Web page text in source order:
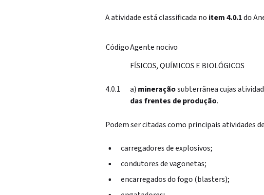
A atividade está classificada no item 4.0.1do
CódigoAgente nocivo
4.0.1
FÍSICOS, QUÍMICOS E BIOLÓGICOS
a) mineraçãosubterrânea cujas
das frentes de produção.
Podem ser citadas como principais atividades
carregadores de explosivos;
condutores de vagonetas;
encarregados do fogo (blasters);